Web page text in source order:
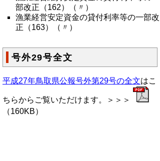
部改正（162）（〃）
漁業経営安定資金の貸付利率等の一部改
正（163）（〃）
号外29号全文
平成27年鳥取県公報号外第29号の全文はこ
ちらからご覧いただけます。＞＞＞
（160KB）